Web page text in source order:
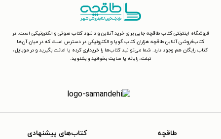
فروشگاه اینترنتی کتاب طاقچه جایی برای خرید آنلاین و دانلود کتاب صوتی و الکترونیکی است. در
کتاب‌فروشی آنلاین طاقچه هزاران کتاب گویا و الکترونیکی در دسترس است که در میان آن‌ها
کتاب رایگان هم وجود دارد. شما می‌توانید کتاب‌ها را خریداری کرده یا امانت بگیرید و در موبایل،
تبلت، رایانه یا سایت بخوانید و بشنوید.
طاقچه کتاب‌های پیشنهادی